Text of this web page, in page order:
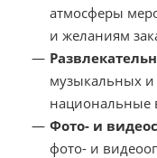
атмосферы
и желаниям
музыкальных и
национальные
Фото- и
фото- и